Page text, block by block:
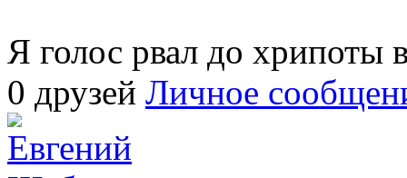
Я голос рвал до хрипоты
0 друзей Личное